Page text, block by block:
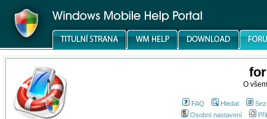
O
FAQ Hledat
Osobní nastavení